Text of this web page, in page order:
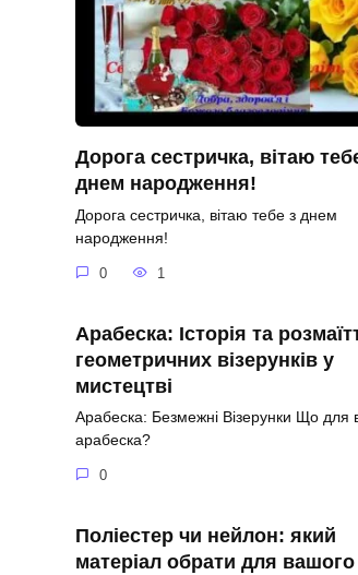
Дорога сестричка, вітаю
днем народження!
Дорога сестричка, вітаю тебе з днем
народження!
0 1
Арабеска: Історія та
геометричних візерунків у
мистецтві
Арабеска: Безмежні Візерунки Що для
арабеска?
0
Поліестер чи нейлон: який
матеріал обрати для вашого